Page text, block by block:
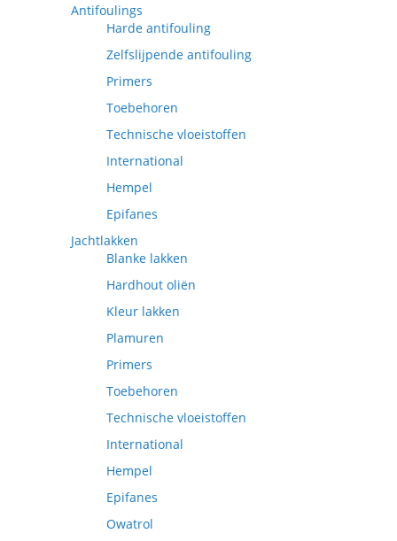
Antifoulings
Harde antifouling
Zelfslijpende antifouling
Primers
Toebehoren
Technische vloeistoffen
International
Hempel
Epifanes
Jachtlakken
Blanke lakken
Hardhout oliën
Kleur lakken
Plamuren
Primers
Toebehoren
Technische vloeistoffen
International
Hempel
Epifanes
Owatrol